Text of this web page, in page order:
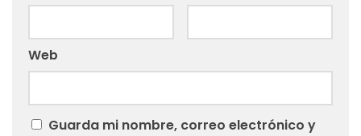
Web
Guarda mi nombre, correo electrónico y